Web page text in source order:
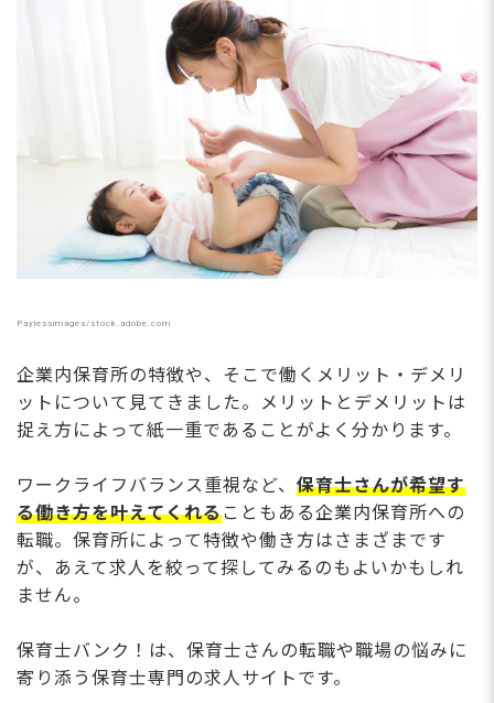
Paylessimages/stock.adobe.com
企業内保育所の特徴や、そこで働くメリット・デメリ
ットについて見てきました。メリットとデメリットは
捉え方によって紙一重であることがよく分かります。
ワークライフバランス重視など、 保育士さんが希望す
る働き方を叶えてくれることもある企業内保育所への
転職。保育所によって特徴や働き方はさまざまです
が、あえて求人を絞って探してみるのもよいかもしれ
ません。
保育士バンク！は、保育士さんの転職や職場の悩みに
寄り添う保育士専門の求人サイトです。